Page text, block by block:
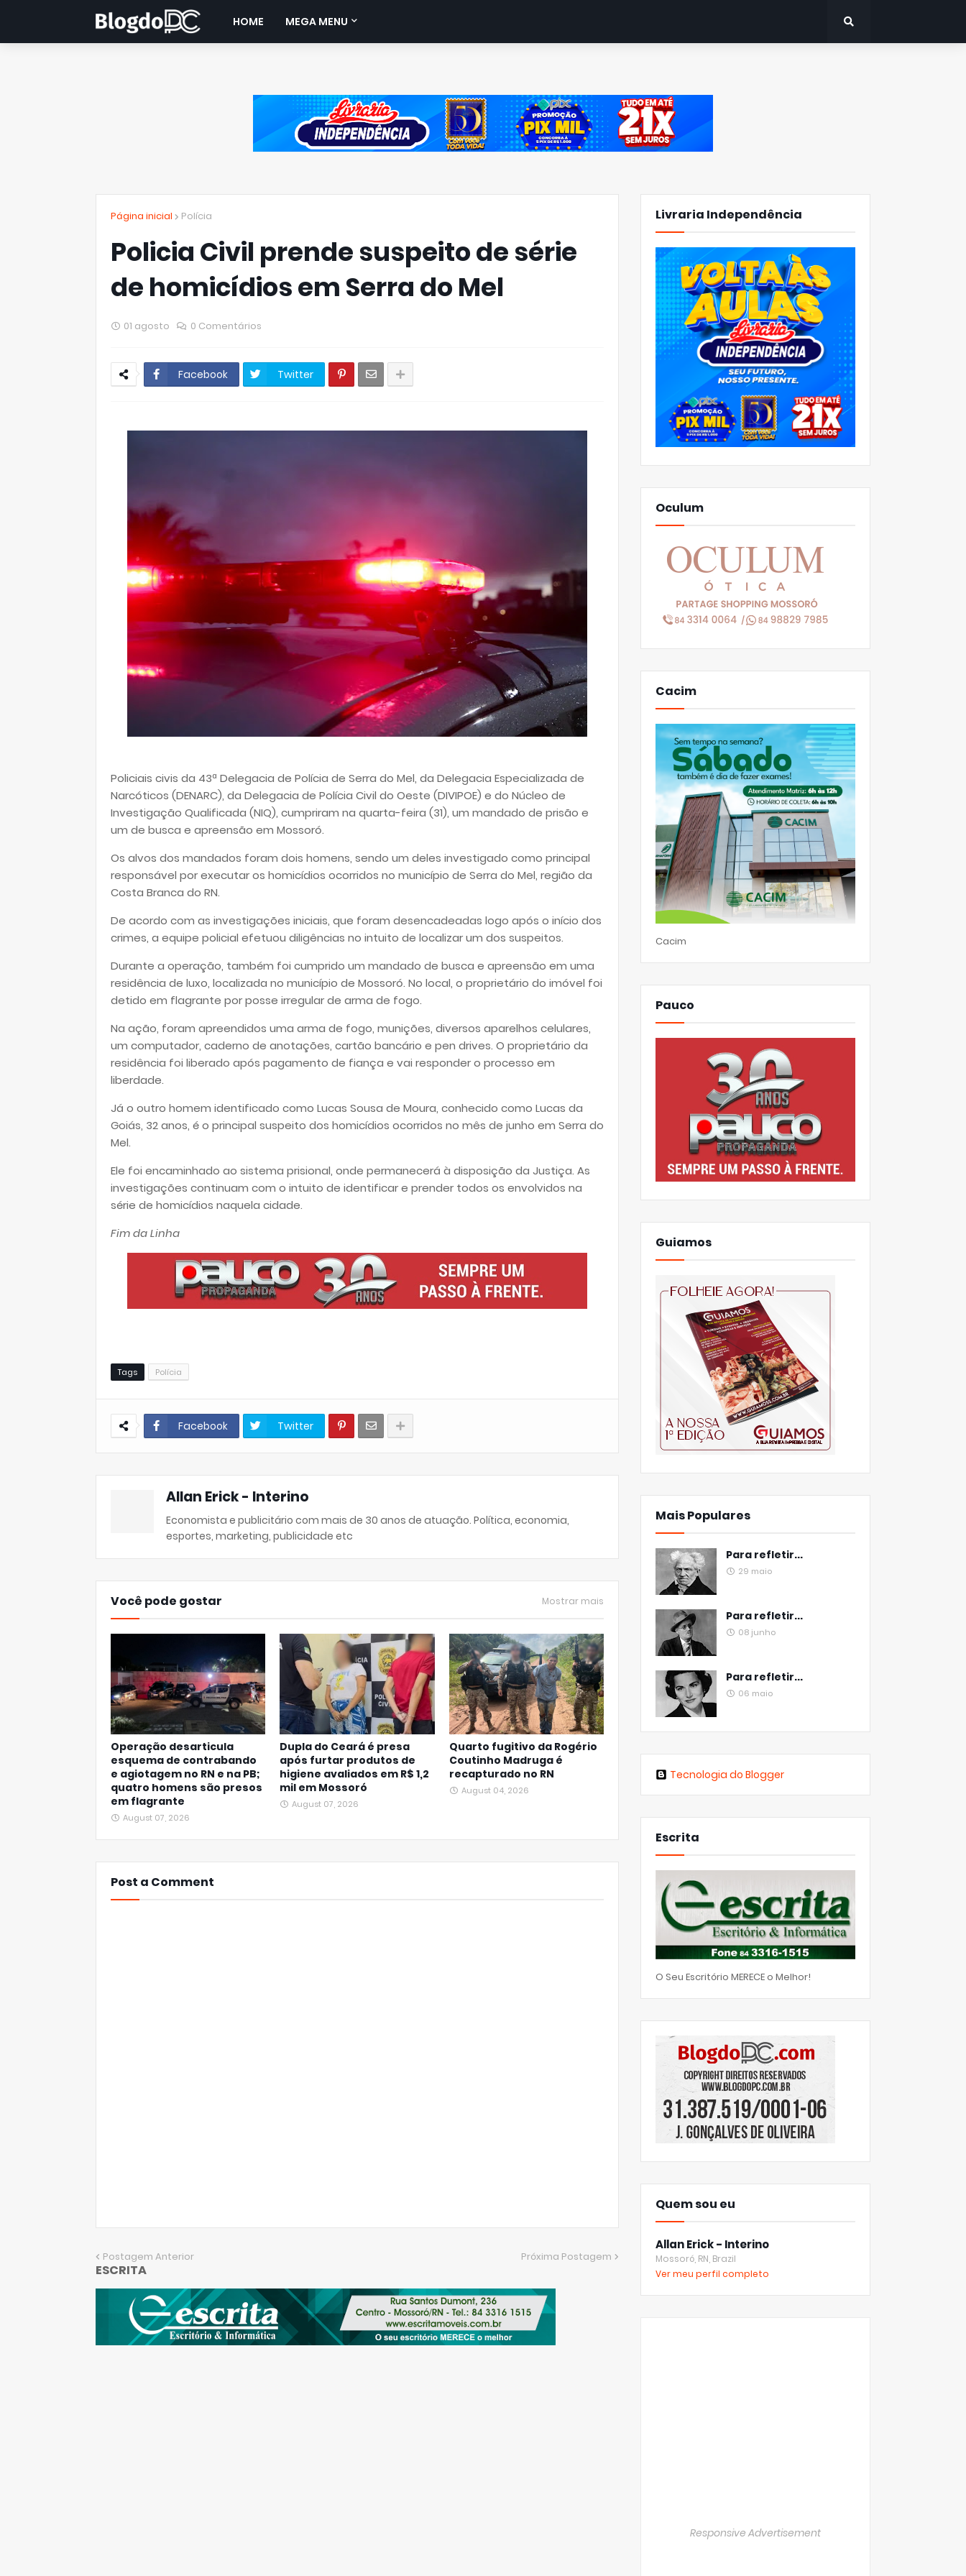
HOME MEGA MENU
Página inicial Polícia
Policia Civil prende suspeito de série
de homicídios em Serra do Mel
01 agosto 0 Comentários
Facebook Twitter
Policiais civis da 43ª Delegacia de Polícia de Serra do Mel, da Delegacia Especializada de
Narcóticos (DENARC), da Delegacia de Polícia Civil do Oeste (DIVIPOE) e do Núcleo de
Investigação Qualificada (NIQ), cumpriram na quarta-feira (31), um mandado de prisão e
um de busca e apreensão em Mossoró.
Os alvos dos mandados foram dois homens, sendo um deles investigado como principal
responsável por executar os homicídios ocorridos no município de Serra do Mel, região da
Costa Branca do RN.
De acordo com as investigações iniciais, que foram desencadeadas logo após o início dos
crimes, a equipe policial efetuou diligências no intuito de localizar um dos suspeitos.
Durante a operação, também foi cumprido um mandado de busca e apreensão em uma
residência de luxo, localizada no município de Mossoró. No local, o proprietário do imóvel foi
detido em flagrante por posse irregular de arma de fogo.
Na ação, foram apreendidos uma arma de fogo, munições, diversos aparelhos celulares,
um computador, caderno de anotações, cartão bancário e pen drives. O proprietário da
residência foi liberado após pagamento de fiança e vai responder o processo em
liberdade.
Já o outro homem identificado como Lucas Sousa de Moura, conhecido como Lucas da
Goiás, 32 anos, é o principal suspeito dos homicídios ocorridos no mês de junho em Serra do
Mel.
Ele foi encaminhado ao sistema prisional, onde permanecerá à disposição da Justiça. As
investigações continuam com o intuito de identificar e prender todos os envolvidos na
série de homicídios naquela cidade.
Fim da Linha
Tags Polícia
Facebook Twitter
Allan Erick - Interino
Economista e publicitário com mais de 30 anos de atuação. Política, economia,
esportes, marketing, publicidade etc
Você pode gostar Mostrar mais
Operação desarticula
esquema de contrabando
e agiotagem no RN e na PB;
quatro homens são presos
em flagrante
August 07, 2026
Dupla do Ceará é presa
após furtar produtos de
higiene avaliados em R$ 1,2
mil em Mossoró
August 07, 2026
Quarto fugitivo da Rogério
Coutinho Madruga é
recapturado no RN
August 04, 2026
Post a Comment
Postagem Anterior Próxima Postagem
ESCRITA
Livraria Independência
Oculum
Cacim
Cacim
Pauco
Guiamos
Mais Populares
Para refletir...
29 maio
Para refletir...
08 junho
Para refletir...
06 maio
Tecnologia do Blogger
Escrita
O Seu Escritório MERECE o Melhor!
Quem sou eu
Allan Erick - Interino
Mossoró, RN, Brazil
Ver meu perfil completo
Responsive Advertisement